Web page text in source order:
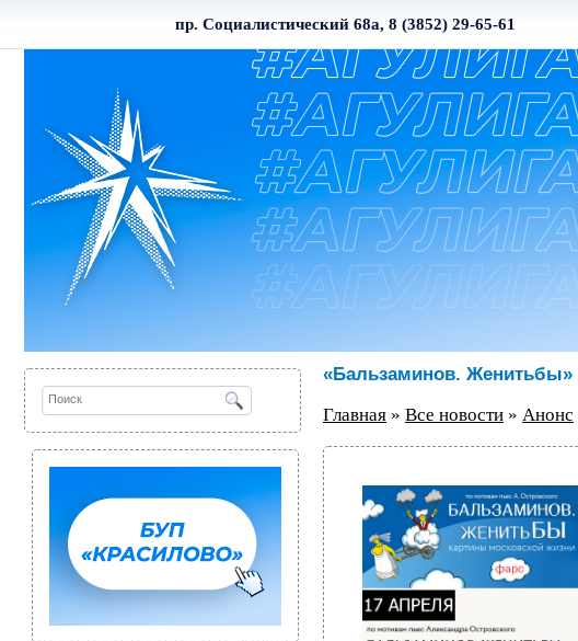
пр. Социалистический 68а, 8 (3852) 29-65-61
«Бальзаминов. Женитьбы»
Главная » Все новости » Анонс